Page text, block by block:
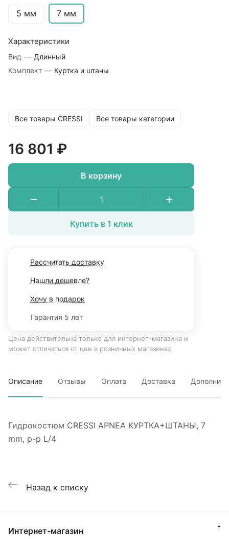
5 мм 7 мм
Характеристики
Вид — Длинный
Комплект — Куртка и штаны
Все товары CRESSI Все товары категории
16 801 ₽
В корзину
Купить в 1 клик
Рассчитать доставку
Нашли дешевле?
Хочу в подарок
Гарантия 5 лет
Цена действительна только для интернет-магазина и
может отличаться от цен в розничных магазинах
Описание Отзывы Оплата Доставка
Гидрокостюм CRESSI APNEA КУРТКА+ШТАНЫ, 7
mm, р-р L/4
Назад к списку
Интернет-магазин